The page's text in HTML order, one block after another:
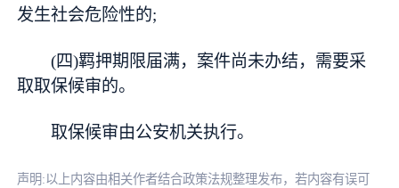
发生社会危险性的;
(四)羁押期限届满，案件尚未办结，需要采
取取保候审的。
取保候审由公安机关执行。
声明:以上内容由相关作者结合政策法规整理发布，若内容有误可